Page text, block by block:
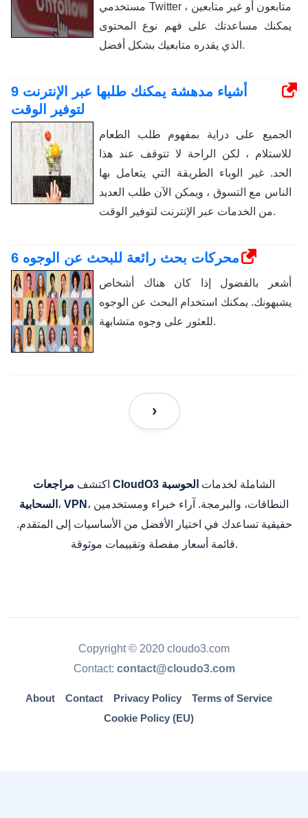
مستخدمي Twitter متابعون أو غير متابعين ،
يمكنك مساعدتك على فهم نوع المحتوى
الذي يقدره متابعيك بشكل أفضل.
9 أشياء مدهشة يمكنك طلبها عبر الإنترنت
لتوفير الوقت
الجميع على دراية بمفهوم طلب الطعام
للاستلام ، لكن الراحة لا تتوقف عند هذا
الحد. غير الوباء الطريقة التي يتعامل بها
الناس مع التسوق ، ويمكن الآن طلب العديد
من الخدمات عبر الإنترنت لتوفير الوقت.
6 محركات بحث رائعة للبحث عن الوجوه
أشعر بالفضول إذا كان هناك أشخاص
يشبهونك. يمكنك استخدام البحث عن الوجوه
للعثور على وجوه متشابهة.
اكتشف مراجعات CloudO3 الشاملة لخدمات الحوسبة
السحابية ، VPN ، النطاقات، والبرمجة. آراء خبراء ومستخدمين
حقيقية تساعدك في اختيار الأفضل من الأساسيات إلى المتقدم.
قائمة أسعار مفصلة وتقييمات موثوقة.
Copyright © 2020 cloudo3.com
Contact: contact@cloudo3.com
About Contact Privacy Policy
Terms of Service
Cookie Policy (EU)